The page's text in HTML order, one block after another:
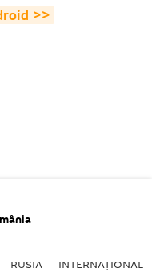
>>
RUSIA INTERNAŢIONAL